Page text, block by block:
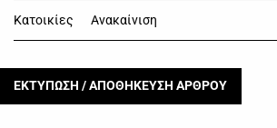
Κατοικίες Ανακαίνιση
ΕΚΤΥΠΩΣΗ / ΑΠΟΘΗΚΕΥΣΗ ΑΡΘΡΟΥ